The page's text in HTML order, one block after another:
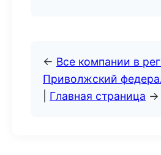
← Все компании в
Приволжский
Главная страница →